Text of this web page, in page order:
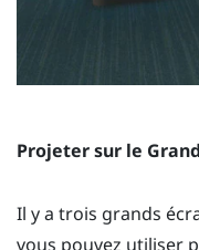
Projeter sur le
Il y a trois grands
vous pouvez utiliser